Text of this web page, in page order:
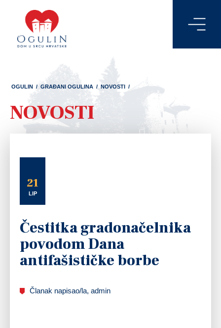
OGULIN / GRAĐANI OGULINA / NOVOSTI /
NOVOSTI
21
LIP
Čestitka gradonačelnika
povodom Dana
antifašističke borbe
Članak napisao/la, admin